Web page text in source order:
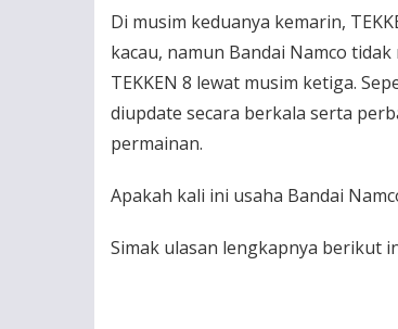
Di musim keduanya kemarin,
kacau, namun Bandai Namco
TEKKEN 8 lewat musim ketiga.
diupdate secara berkala serta
permainan.
Apakah kali ini usaha Bandai
Simak ulasan lengkapnya berikut